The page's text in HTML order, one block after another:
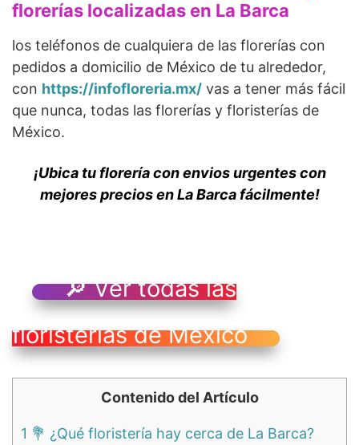
florerías localizadas en La Barca
los teléfonos de cualquiera de las florerías con
pedidos a domicilio de México de tu alrededor,
con https://infofloreria.mx/ vas a tener más fácil
que nunca, todas las florerías y floristerías de
México.
¡Ubica tu florería con envios urgentes con
mejores precios en La Barca fácilmente!
🔎 Ver todas las
floristerías de México
Contenido del Artículo
1 💐 ¿Qué floristería hay cerca de La Barca?